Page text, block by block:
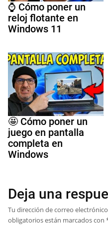
⌚ Cómo poner un
reloj flotante en
Windows 11
🤩 Cómo poner un
juego en pantalla
completa en
Windows
Deja una
Tu dirección de correo
obligatorios están marcados con